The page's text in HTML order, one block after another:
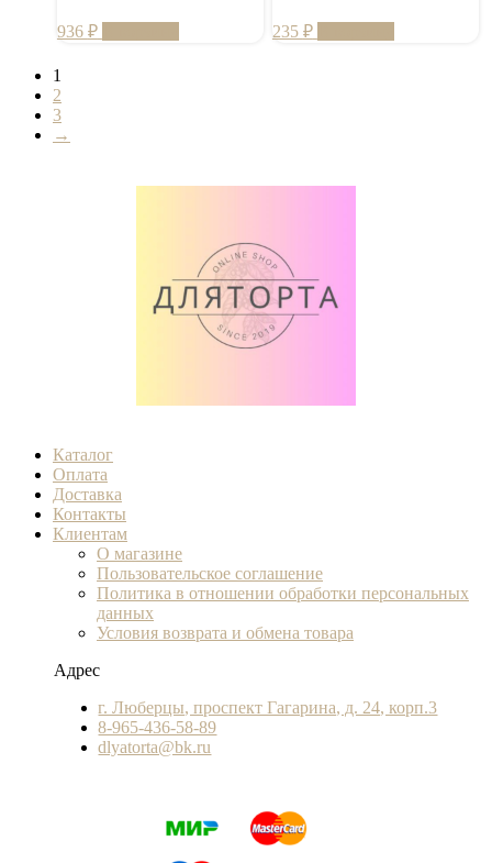
936 ₽ 235 ₽
1
2
3
→
Каталог
Оплата
Доставка
Контакты
Клиентам
О магазине
Пользовательское соглашение
Политика в отношении обработки персональных
данных
Условия возврата и обмена товара
Адрес
г. Люберцы, проспект Гагарина, д. 24, корп.3
8-965-436-58-89
dlyatorta@bk.ru